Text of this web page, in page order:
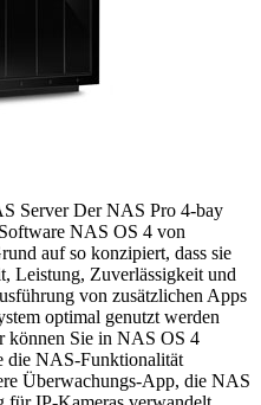
Server Der NAS Pro 4-bay
NAS OS 4 von
auf so konzipiert, dass sie
Leistung, Zuverlässigkeit und
von zusätzlichen Apps
optimal genutzt werden
können Sie in NAS OS 4
die NAS-Funktionalität
Überwachungs-App, die NAS